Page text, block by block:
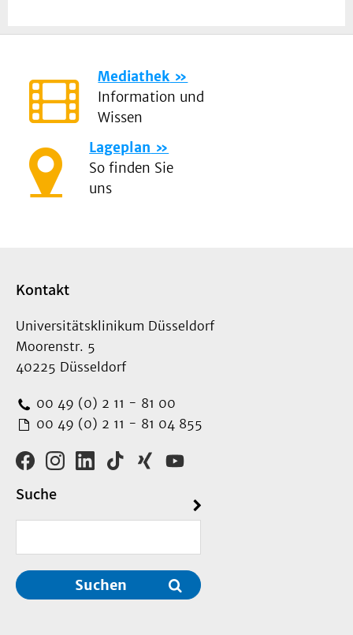
Mediathek
Information und
Wissen
Lageplan
So finden Sie
uns
Kontakt
Universitätsklinikum Düsseldorf
Moorenstr. 5
40225 Düsseldorf
00 49 (0) 2 11 - 81 00
00 49 (0) 2 11 - 81 04 855
Suche
Suchen